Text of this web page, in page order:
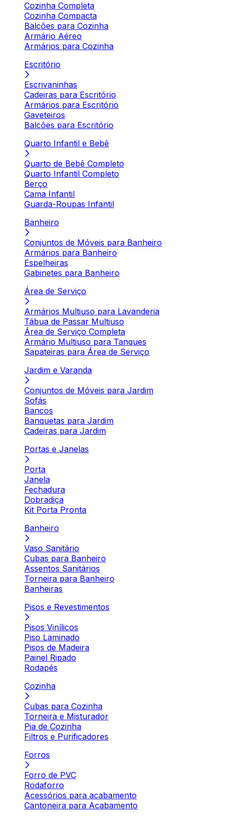
Cozinha Completa
Cozinha Compacta
Balcões para Cozinha
Armário Aéreo
Armários para Cozinha
Escritório
Escrivaninhas
Cadeiras para Escritório
Armários para Escritório
Gaveteiros
Balcões para Escritório
Quarto Infantil e Bebê
Quarto de Bebê Completo
Quarto Infantil Completo
Berço
Cama Infantil
Guarda-Roupas Infantil
Banheiro
Conjuntos de Móveis para Banheiro
Armários para Banheiro
Espelheiras
Gabinetes para Banheiro
Área de Serviço
Armários Multiuso para Lavanderia
Tábua de Passar Multiuso
Área de Serviço Completa
Armário Multiuso para Tanques
Sapateiras para Área de Serviço
Jardim e Varanda
Conjuntos de Móveis para Jardim
Sofás
Bancos
Banquetas para Jardim
Cadeiras para Jardim
Portas e Janelas
Porta
Janela
Fechadura
Dobradiça
Kit Porta Pronta
Banheiro
Vaso Sanitário
Cubas para Banheiro
Assentos Sanitários
Torneira para Banheiro
Banheiras
Pisos e Revestimentos
Pisos Vinílicos
Piso Laminado
Pisos de Madeira
Painel Ripado
Rodapés
Cozinha
Cubas para Cozinha
Torneira e Misturador
Pia de Cozinha
Filtros e Purificadores
Forros
Forro de PVC
Rodaforro
Acessórios para acabamento
Cantoneira para Acabamento